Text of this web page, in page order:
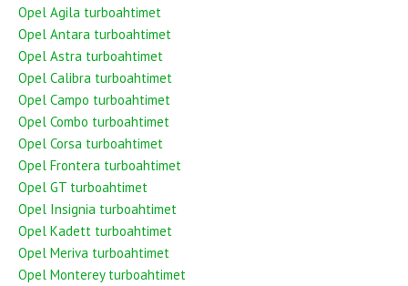
Opel Agila turboahtimet
Opel Antara turboahtimet
Opel Astra turboahtimet
Opel Calibra turboahtimet
Opel Campo turboahtimet
Opel Combo turboahtimet
Opel Corsa turboahtimet
Opel Frontera turboahtimet
Opel GT turboahtimet
Opel Insignia turboahtimet
Opel Kadett turboahtimet
Opel Meriva turboahtimet
Opel Monterey turboahtimet